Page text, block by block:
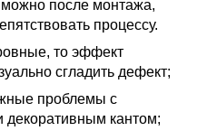
можно после монтажа,
процессу.
то эффект
сгладить дефект;
проблемы с
декоративным кантом;